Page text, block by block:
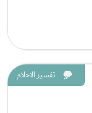
تفسير الاحلام